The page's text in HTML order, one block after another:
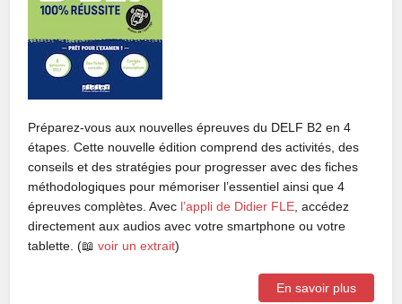
Préparez-vous aux nouvelles épreuves du DELF B2 en 4
étapes. Cette nouvelle édition comprend des activités, des
conseils et des stratégies pour progresser avec des fiches
méthodologiques pour mémoriser l’essentiel ainsi que 4
épreuves complètes. Avec l’appli de Didier FLE , accédez
directement aux audios avec votre smartphone ou votre
tablette. (📖voir un extrait)
En savoir plus